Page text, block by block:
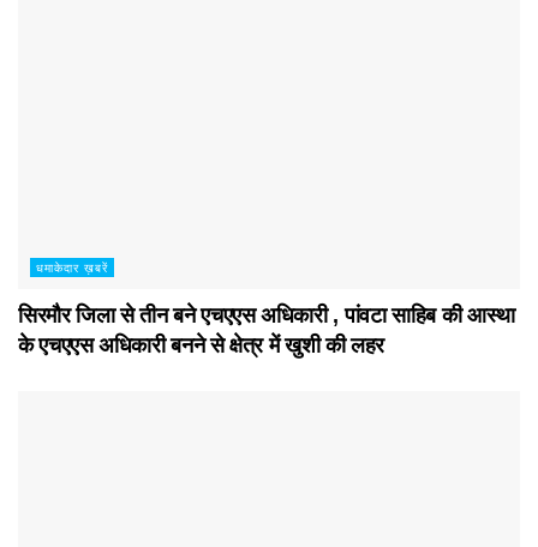
धमाकेदार ख़बरें
सिरमौर जिला से तीन बने एचएएस अधिकारी , पांवटा साहिब की आस्था
के एचएएस अधिकारी बनने से क्षेत्र में खुशी की लहर